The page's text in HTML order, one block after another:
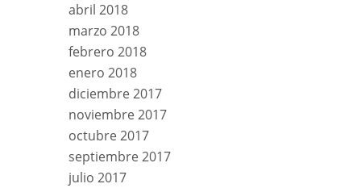
abril 2018
marzo 2018
febrero 2018
enero 2018
diciembre 2017
noviembre 2017
octubre 2017
septiembre 2017
julio 2017